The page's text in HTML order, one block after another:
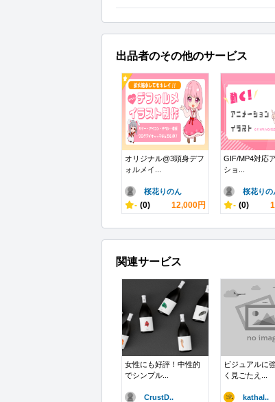
出品者のその他のサービス
オリジナル@3頭身デフ
ォルメイ...
桜花りのん
- (0) 12,000円
GIF/MP4対応
ショ...
桜花りの
- (0)
関連サービス
女性にも好評！中性的
でシンプル...
CrustD..
ビジュアルに
く見ごたえ...
kathal..